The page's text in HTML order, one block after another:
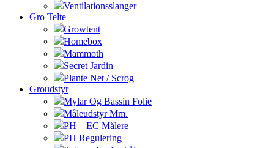
Ventilationsslanger
Gro Telte
Growtent
Homebox
Mammoth
Secret Jardin
Plante Net / Scrog
Groudstyr
Mylar Og Bassin Folie
Måleudstyr Mm.
PH – EC Målere
PH Regulering